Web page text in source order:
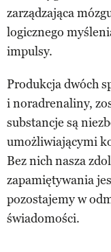
zarządzająca
logicznego
impulsy.
Produkcja dwóch
i noradrenaliny,
substancje są
umożliwiającymi
Bez nich nasza
zapamiętywania
pozostajemy w
świadomości.